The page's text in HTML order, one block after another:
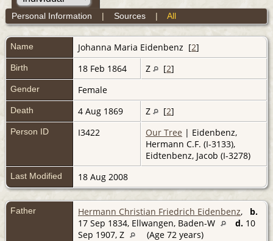
Personal Information | Sources| All
Name Johanna Maria Eidenbenz [2]
Birth 18 Feb 1864 Z [2]
Gender Female
Death 4 Aug 1869 Z [2]
Person ID I3422 Our Tree | Eidenbenz,
Hermann C.F. (I-3133),
Eidtenbenz, Jacob (I-3278)
Last Modified 18 Aug 2008
Father Hermann Christian Friedrich Eidenbenz, b.
17 Sep 1834, Ellwangen, Baden-W
d. 10
Sep 1907, Z
(Age 72 years)